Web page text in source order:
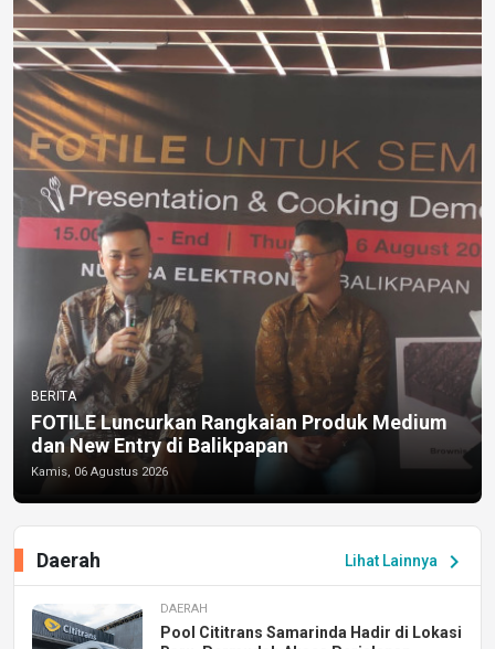
BERITA
FOTILE Luncurkan Rangkaian Produk Medium
dan New Entry di Balikpapan
Kamis, 06 Agustus 2026
Lihat Lainnya chevron_right
Daerah
DAERAH
Pool Cititrans Samarinda Hadir di Lokasi